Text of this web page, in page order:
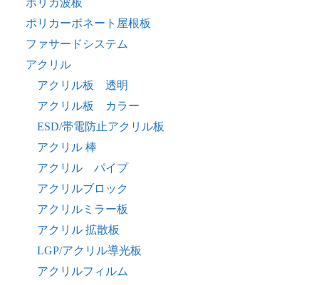
ポリカ波板
ポリカーボネート屋根板
ファサードシステム
アクリル
アクリル板 透明
アクリル板 カラー
ESD/帯電防止アクリル板
アクリル 棒
アクリル パイプ
アクリルブロック
アクリルミラー板
アクリル 拡散板
LGP/アクリル導光板
アクリルフィルム